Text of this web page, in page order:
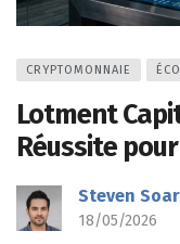
CRYPTOMONNAIE
Lotment
Réussite
Steven
18/05/2026